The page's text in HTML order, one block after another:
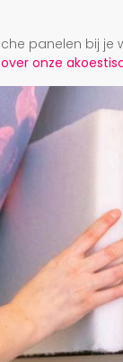
panelen bij
onze